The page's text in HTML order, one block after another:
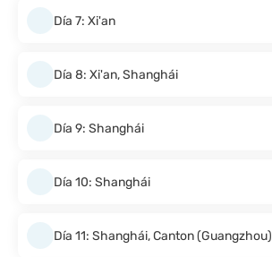
Día 7: Xi'an
Día 8: Xi'an, Shanghái
Día 9: Shanghái
Día 10: Shanghái
Día 11: Shanghái, Canton (Guangzhou)